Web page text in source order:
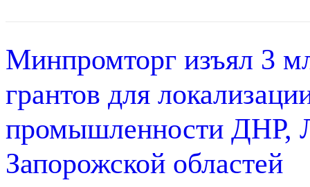
Минпромторг изъял 3
грантов для
промышленности ДНР,
Запорожской областей